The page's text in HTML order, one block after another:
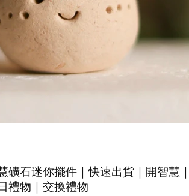
礦石迷你擺件｜快速出貨｜開智慧
禮物｜交換禮物